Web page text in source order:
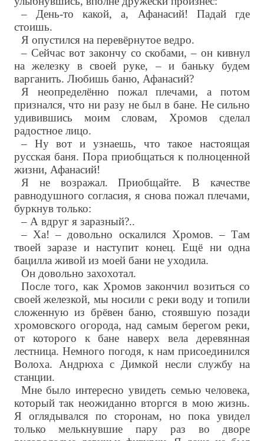
– День-то какой, а, Афанасий! Падай где
стоишь.
Я опустился на перевёрнутое ведро.
– Сейчас вот закончу со скобами, – он кивнул
на железку в своей руке, – и баньку будем
варганить. Любишь баню, Афанасий?
Я неопределённо пожал плечами, а потом
признался, что ни разу не был в бане. Не сильно
удивившись моим словам, Хромов сделал
радостное лицо.
– Ну вот и узнаешь, что такое настоящая
русская баня. Пора приобщаться к полноценной
жизни, Афанасий!
Я не возражал. Приобщайте. В качестве
равнодушного согласия, я снова пожал плечами,
буркнув только:
– А вдруг я заразный?..
– Ха! – довольно оскалился Хромов. – Там
твоей заразе и наступит конец. Ещё ни одна
бацилла живой из моей бани не уходила.
Он довольно захохотал.
После того, как Хромов закончил возиться со
своей железкой, мы носили с реки воду и топили
сложенную из брёвен баню, стоявшую позади
хромовского огорода, над самым берегом реки,
от которого к бане наверх вела деревянная
лестница. Немного погодя, к нам присоединился
Волоха. Андрюха с Димкой несли службу на
станции.
Мне было интересно увидеть семью человека,
который так неожиданно вторгся в мою жизнь.
Я оглядывался по сторонам, но пока увидел
только мелькнувшие пару раз во дворе